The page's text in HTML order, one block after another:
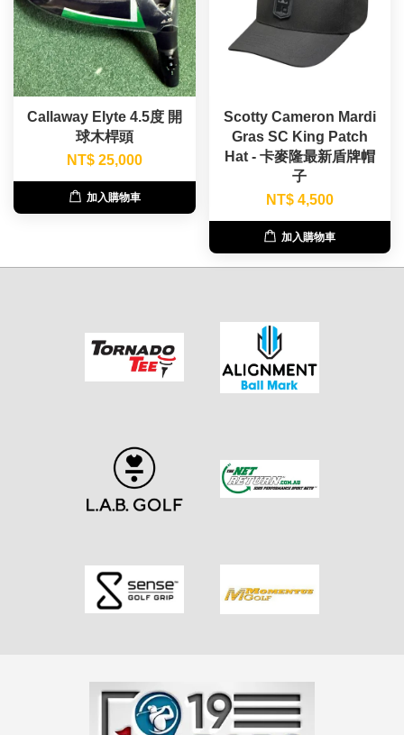
Callaway Elyte 4.5度 開
球木桿頭
NT$ 25,000
加入購物車
Scotty Cameron Mardi
Gras SC King Patch
Hat - 卡麥隆最新盾牌帽
子
NT$ 4,500
加入購物車